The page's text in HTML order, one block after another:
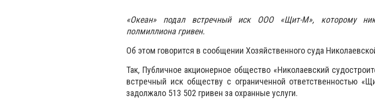
«Океан» подал встречный иск ООО «Щит-М», которому
полмиллиона гривен.
Об этом говорится в сообщении Хозяйственного суда
Так, Публичное акционерное общество «Николаевский
встречный иск обществу с ограниченной ответственностью
задолжало 513 502 гривен за охранные услуги.